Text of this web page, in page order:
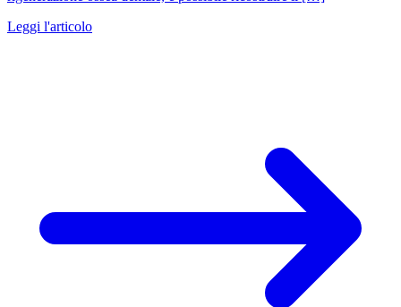
Leggi l'articolo